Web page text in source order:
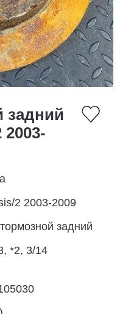
задний
2 2003-2009
задний
*2, 3/14